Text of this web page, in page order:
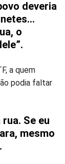
deveria
o
a quem
podia faltar
Se eu
mesmo